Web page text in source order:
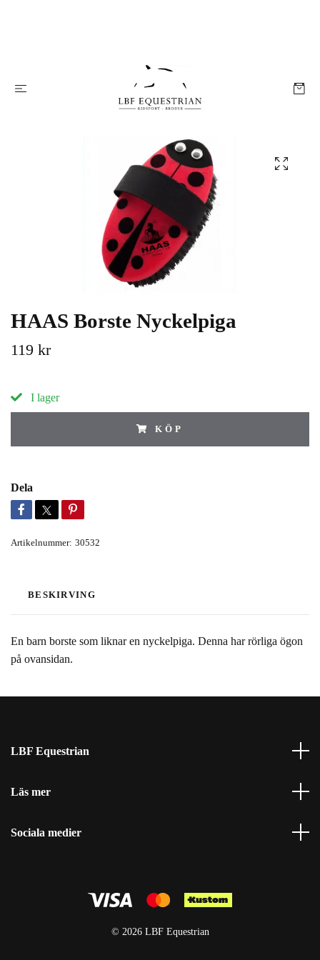
HAAS Borste Nyckelpiga
119 kr
I lager
KÖP
Dela
Artikelnummer: 30532
BESKIRVING
En barn borste som liknar en nyckelpiga. Denna har rörliga ögon
på ovansidan.
LBF Equestrian
Läs mer
Sociala medier
© 2026 LBF Equestrian